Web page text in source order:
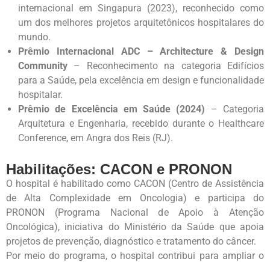
internacional em Singapura (2023), reconhecido como
um dos melhores projetos arquitetônicos hospitalares do
mundo.
Prêmio Internacional ADC – Architecture & Design
Community – Reconhecimento na categoria Edifícios
para a Saúde, pela excelência em design e funcionalidade
hospitalar.
Prêmio de Excelência em Saúde (2024) – Categoria
Arquitetura e Engenharia, recebido durante o Healthcare
Conference, em Angra dos Reis (RJ).
Habilitações: CACON e PRONON
O hospital é habilitado como CACON (Centro de Assistência
de Alta Complexidade em Oncologia) e participa do
PRONON (Programa Nacional de Apoio à Atenção
Oncológica), iniciativa do Ministério da Saúde que apoia
projetos de prevenção, diagnóstico e tratamento do câncer.
Por meio do programa, o hospital contribui para ampliar o